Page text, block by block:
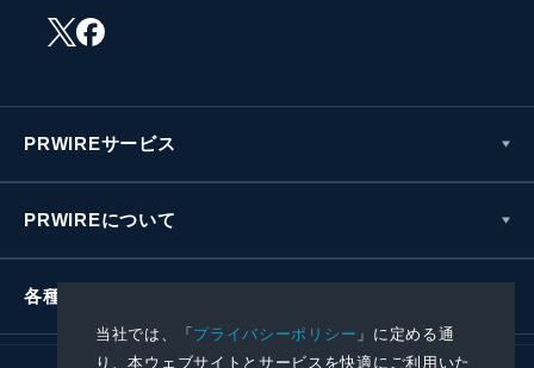
当社では、「プライバシーポリシー 」に定める通
り、本ウェブサイトとサービスを快適にご利用いた
PRWIREサービス
PRWIREについて
各種お問い合わせ